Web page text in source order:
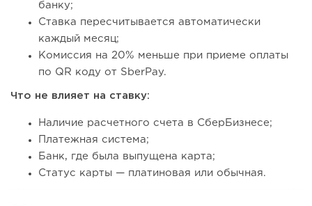
банку;
Ставка пересчитывается автоматически
каждый месяц;
Комиссия на 20% меньше при приеме оплаты
по QR коду от SberPay.
Что не влияет на ставку:
Наличие расчетного счета в СберБизнесе;
Платежная система;
Банк, где была выпущена карта;
Статус карты — платиновая или обычная.